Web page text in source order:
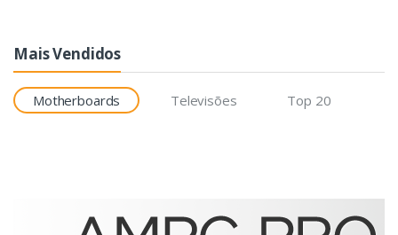
Mais Vendidos
Motherboards Televisões Top 20
Etiquetas